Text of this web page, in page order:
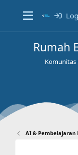
Rumah
Komunitas
AI & Pembelajaran